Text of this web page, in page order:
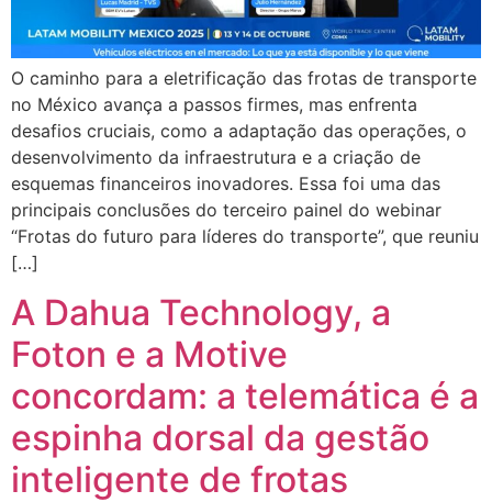
O caminho para a eletrificação das frotas de transporte
no México avança a passos firmes, mas enfrenta
desafios cruciais, como a adaptação das operações, o
desenvolvimento da infraestrutura e a criação de
esquemas financeiros inovadores. Essa foi uma das
principais conclusões do terceiro painel do webinar
“Frotas do futuro para líderes do transporte”, que reuniu
[…]
A Dahua Technology, a
Foton e a Motive
concordam: a telemática é a
espinha dorsal da gestão
inteligente de frotas